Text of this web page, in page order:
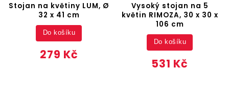
Stojan na květiny LUM, Ø
32 x 41 cm
279 Kč
Do košíku
Vysoký stojan na 5
květin RIMOZA, 30 x 30 x
106 cm
531 Kč
Do košíku